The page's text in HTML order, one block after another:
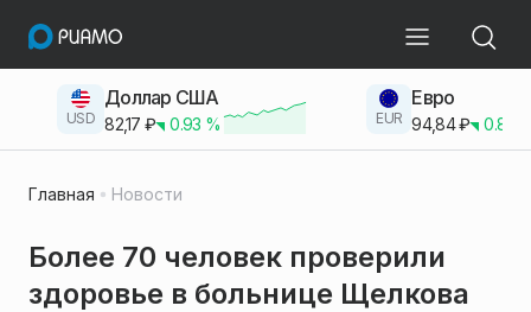
USD
Доллар США
82,17 ₽ 0.93 % EUR
Евро
94,84₽ 0.83
Главная Новости
Более 70 человек проверили
здоровье в больнице Щелкова